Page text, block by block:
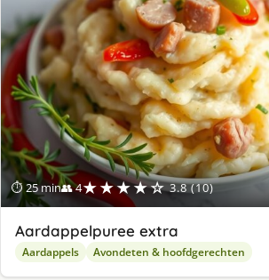
⏱ 25 min👥 4★★★★☆ 3.8 (10)
Aardappelpuree extra
Aardappels Avondeten & hoofdgerechten